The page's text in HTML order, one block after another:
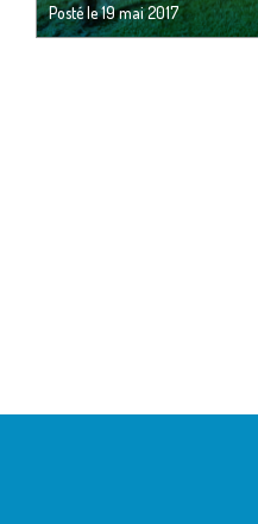
Posté le19 mai 2017